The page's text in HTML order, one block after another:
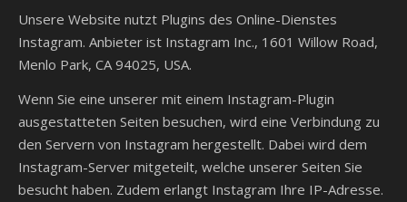
Unsere Website nutzt Plugins des Online-Dienstes
Instagram. Anbieter ist Instagram Inc., 1601 Willow Road,
Menlo Park, CA 94025, USA.
Wenn Sie eine unserer mit einem Instagram-Plugin
ausgestatteten Seiten besuchen, wird eine Verbindung zu
den Servern von Instagram hergestellt. Dabei wird dem
Instagram-Server mitgeteilt, welche unserer Seiten Sie
besucht haben. Zudem erlangt Instagram Ihre IP-Adresse.